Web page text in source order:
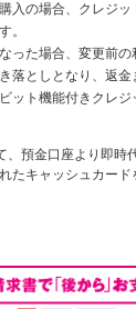
入の場合、クレジ
。
った場合、変更前の
落としとなり、返
ット機能付きクレ
預金口座より即時
たキャッシュカー